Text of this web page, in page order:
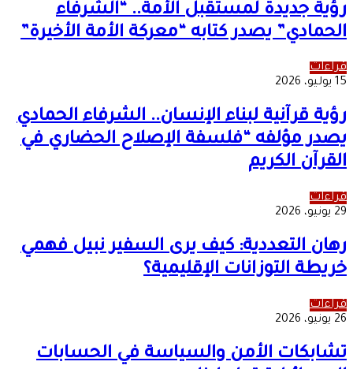
رؤية جديدة لمستقبل الأمة.. “الشرفاء
الحمادي” يصدر كتابه “معركة الأمة الأخيرة”
قراءات
15 يوليو، 2026
رؤية قرآنية لبناء الإنسان.. الشرفاء الحمادي
يصدر مؤلفه “فلسفة الإصلاح الحضاري في
القرآن الكريم
قراءات
29 يونيو، 2026
رهان التعددية: كيف يرى السفير نبيل فهمي
خريطة التوزانات الإقليمية؟
قراءات
26 يونيو، 2026
تشابكات الأمن والسياسة في الحسابات